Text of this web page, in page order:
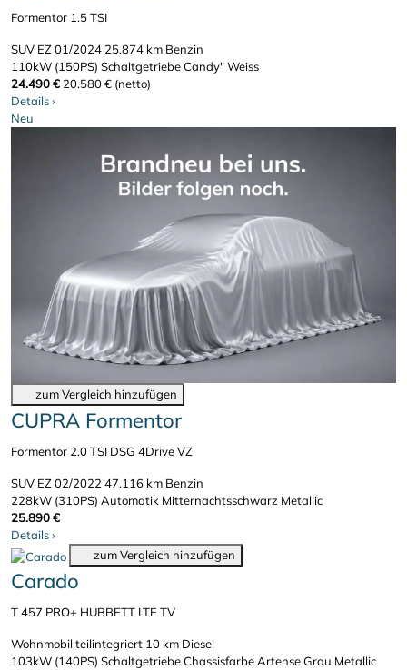
Formentor 1.5 TSI
SUV EZ 01/2024 25.874 km Benzin
110kW (150PS) SchaltgetriebeCandy" Weiss
24.490 € 20.580 € (netto)
Details›
Neu
zum Vergleich hinzufügen
CUPRA Formentor
Formentor 2.0 TSI DSG 4Drive VZ
SUV EZ 02/202247.116 km Benzin
228kW (310PS) Automatik Mitternachtsschwarz Metallic
25.890 €
Details›
zum Vergleich hinzufügen
Carado
T 457 PRO+ HUBBETT LTE TV
Wohnmobil teilintegriert 10 km Diesel
103kW (140PS) SchaltgetriebeChassisfarbe Artense Grau Metallic